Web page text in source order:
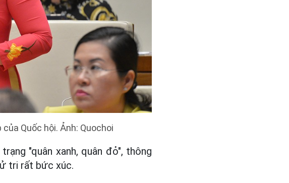
Quốc hội. Ảnh: Quochoi
"quân xanh, quân đỏ", thông
tri rất bức xúc.